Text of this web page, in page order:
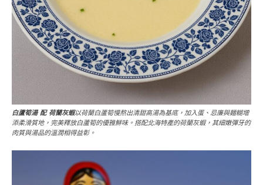
白蘆筍湯 配 荷蘭灰蝦以荷蘭白蘆筍慢熬出清甜高湯為基底，加入蛋、忌廉與麵糊增
添柔滑質地，完美釋放白蘆筍的優雅鮮味。搭配北海特產的荷蘭灰蝦，其細嫩彈牙的
肉質與湯品的溫潤相得益彰。